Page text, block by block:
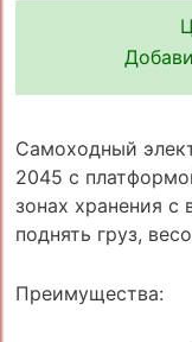
Самоходный
2045 с
зонах хранения
поднять груз,
Преимущества: